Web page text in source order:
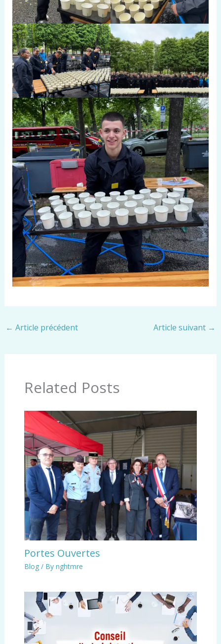
← Article précédent Article suivant →
Related Posts
Portes Ouvertes
Blog/ By nghtmre